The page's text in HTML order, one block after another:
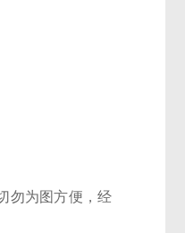
勿为图方便，经